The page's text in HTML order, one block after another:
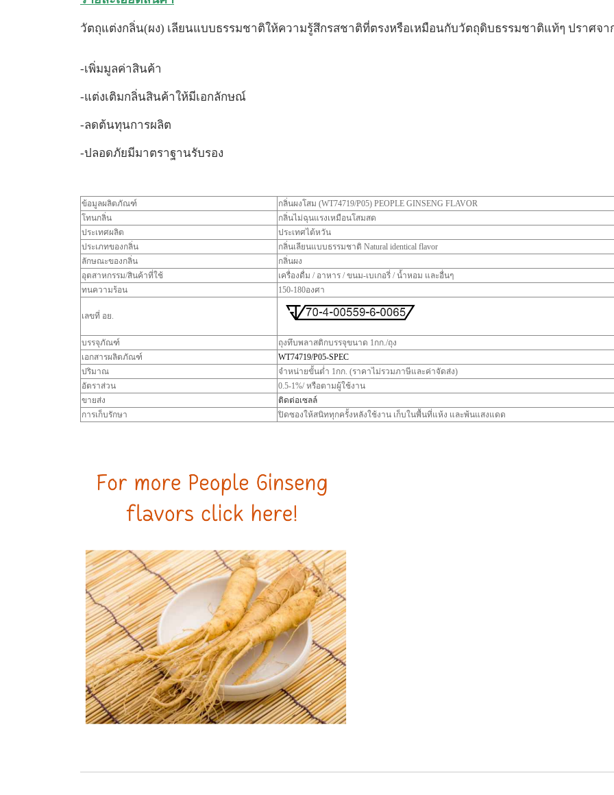
วัตถุแต่งกลิ่น(ผง) เลียนแบบธรรมชาติให้ความรู้สึกรสชาติที่ตรงหรือเหมือนกับวัตถุดิบธรรมชาติแท้ๆ ปราศจา
-เพิ่มมูลค่าสินค้า
-แต่งเติมกลิ่นสินค้าให้มีเอกลักษณ์
-ลดต้นทุนการผลิต
-ปลอดภัยมีมาตราฐานรับรอง
ข้อมูลผลิตภัณฑ์
กลิ่นผงโสม (WT74719/P05) PEOPLE GINSENG FLAVOR
โทนกลิ่น
กลิ่นไม่ฉุนแรงเหมือนโสมสด
ประเทศผลิต
ประเทศไต้หวัน
ประเภทของกลิ่น
กลิ่นเลียนแบบธรรมชาติ Natural identical flavor
ลักษณะของกลิ่น
กลิ่นผง
อุตสาหกรรม/สินค้าที่ใช้
เครื่องดื่ม / อาหาร / ขนม-เบเกอรี่ / น้ำหอม และอื่นๆ
ทนความร้อน
150-180องศา
เลขที่ อย.
บรรจุภัณฑ์
ถุงทึบพลาสติกบรรจุขนาด 1กก./ถุง
เอกสารผลิตภัณฑ์
WT74719/P05-SPEC
ปริมาณ
จำหน่ายขั้นต่ำ 1กก. (ราคาไม่รวมภาษีและค่าจัดส่ง)
อัตราส่วน
0.5-1%/ หรือตามผู้ใช้งาน
ขายส่ง
ติดต่อเซลล์
การเก็บรักษา
ปิดซองให้สนิททุกครั้งหลังใช้งาน เก็บในพื้นที่แห้ง และพ้นแสงแดด